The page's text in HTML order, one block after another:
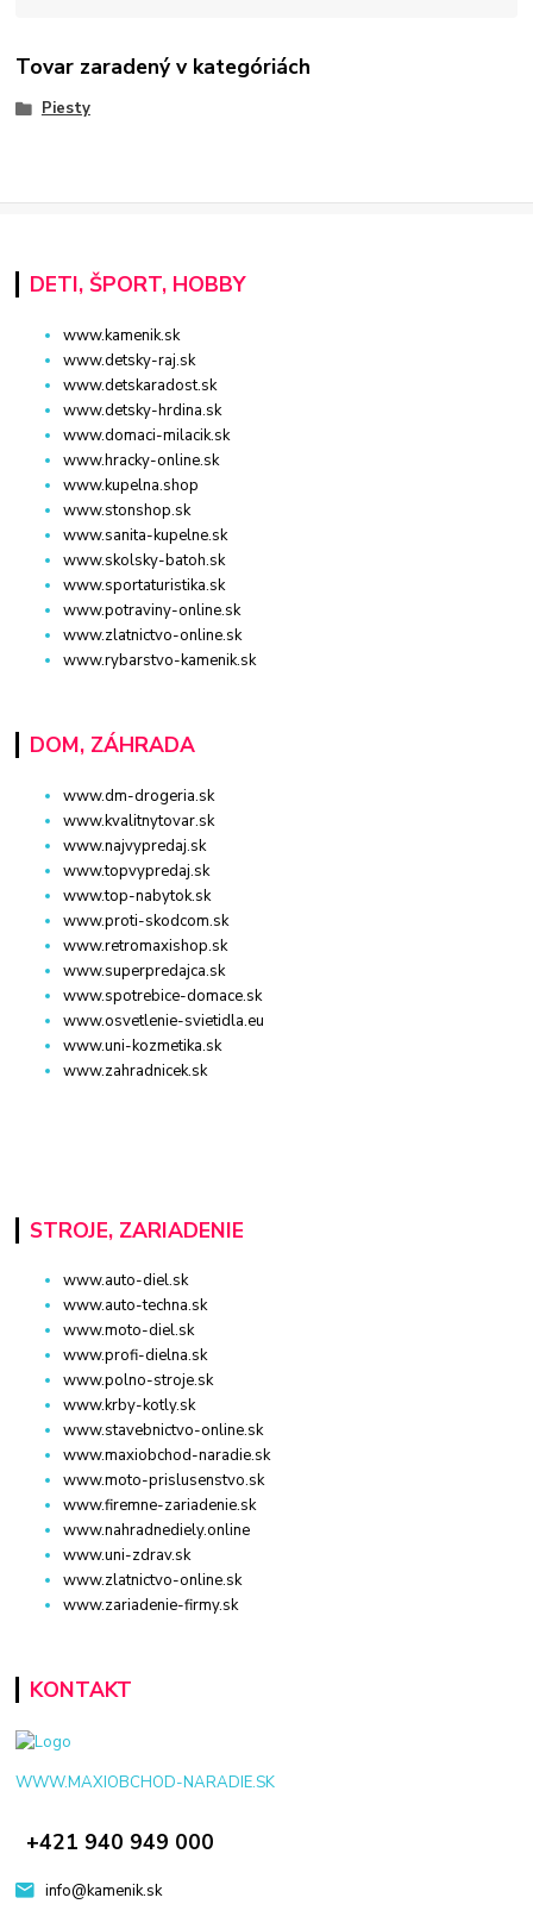
Tovar zaradený v kategóriách
Piesty
DETI, ŠPORT, HOBBY
www.kamenik.sk
www.detsky-raj.sk
www.detskaradost.sk
www.detsky-hrdina.sk
www.domaci-milacik.sk
www.hracky-online.sk
www.kupelna.shop
www.stonshop.sk
www.sanita-kupelne.sk
www.skolsky-batoh.sk
www.sportaturistika.sk
www.potraviny-online.sk
www.zlatnictvo-online.sk
www.rybarstvo-kamenik.sk
DOM, ZÁHRADA
www.dm-drogeria.sk
www.kvalitnytovar.sk
www.najvypredaj.sk
www.topvypredaj.sk
www.top-nabytok.sk
www.proti-skodcom.sk
www.retromaxishop.sk
www.superpredajca.sk
www.spotrebice-domace.sk
www.osvetlenie-svietidla.eu
www.uni-kozmetika.sk
www.zahradnicek.sk
STROJE, ZARIADENIE
www.auto-diel.sk
www.auto-techna.sk
www.moto-diel.sk
www.profi-dielna.sk
www.polno-stroje.sk
www.krby-kotly.sk
www.stavebnictvo-online.sk
www.maxiobchod-naradie.sk
www.moto-prislusenstvo.sk
www.firemne-zariadenie.sk
www.nahradnediely.online
www.uni-zdrav.sk
www.zlatnictvo-online.sk
www.zariadenie-firmy.sk
KONTAKT
WWW.MAXIOBCHOD-NARADIE.SK
+421 940 949 000
info@kamenik.sk